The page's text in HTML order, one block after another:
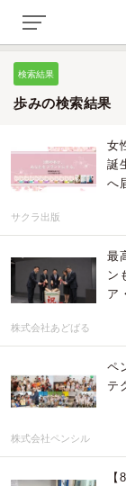
検索結果
歩みの検索結果
女
誕
へ
サクラ出版
最
ン
ア
株式会社あどばる
ペ
テ
株式会社ペンシル